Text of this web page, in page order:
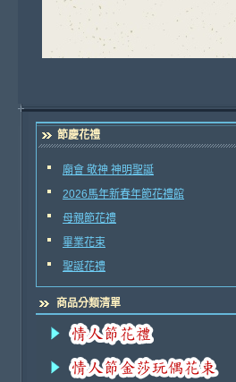
節慶花禮
廟會 敬神 神明聖誕
2026馬年新春年節花禮館
母親節花禮
畢業花束
聖誕花禮
商品分類清單